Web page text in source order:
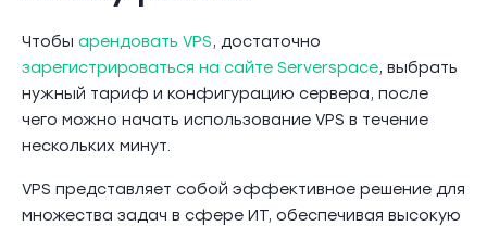
Чтобы арендовать VPS, достаточно
зарегистрироваться на сайте Serverspace, выбрать
нужный тариф и конфигурацию сервера, после
чего можно начать использование VPS в течение
нескольких минут.
VPS представляет собой эффективное решение для
множества задач в сфере ИТ, обеспечивая высокую